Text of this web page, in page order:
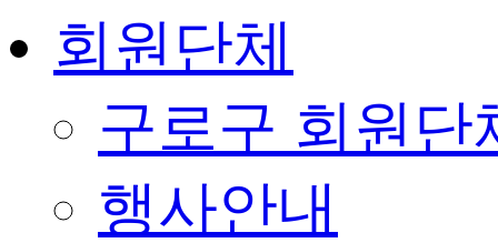
회원단체
구로구 회원단
행사안내